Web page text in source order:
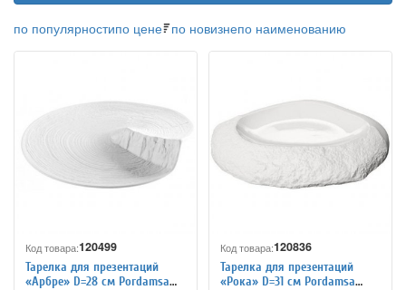
по популярностипо цене по новизнепо наименованию
Код товара:120499
Тарелка для презентаций
«Арбре» D=28 см Pordamsa
Код товара:120836
Тарелка для презентаций
«Рока» D=31 см Pordamsa